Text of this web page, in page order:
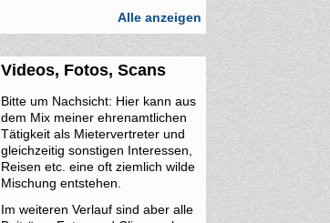
Alle anzeigen
Videos, Fotos, Scans
Bitte um Nachsicht: Hier kann aus
dem Mix meiner ehrenamtlichen
Tätigkeit als Mietervertreter und
gleichzeitig sonstigen Interessen,
Reisen etc. eine oft ziemlich wilde
Mischung entstehen.
Im weiteren Verlauf sind aber alle